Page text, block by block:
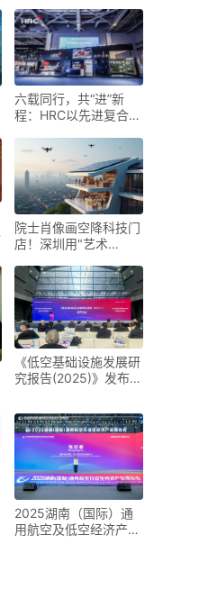
国钛谷国际钛产业博览
会将于下月在宝鸡举
六载同行，共“进”新
程：HRC以先进复合材
图景
院士肖像画空降科技门
店！深圳用"艺术
《低空基础设施发展研
究报告(2025)》发布
施建设的战略机遇期
2025湖南（国际）通
用航空及低空经济产业